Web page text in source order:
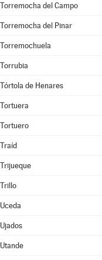
Torremocha del Campo
Torremocha del Pinar
Torremochuela
Torrubia
Tórtola de Henares
Tortuera
Tortuero
Traíd
Trijueque
Trillo
Uceda
Ujados
Utande